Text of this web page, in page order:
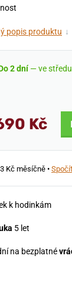
popis produktu ↓
2 dní— ve
Kč
Kč měsíčně •
k hodinkám
5 let
na bezplatné